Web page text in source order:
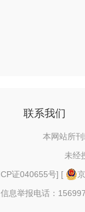
联系我们
本网站所
未经
证040655号] [
息举报电话：